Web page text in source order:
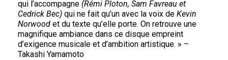
qui l’accompagne (Rémi Ploton, Sam Favreau et
Cedrick Bec) qui ne fait qu’un avec la voix de Kevin
Norwood et du texte qu’elle porte. On retrouve une
magnifique ambiance dans ce disque empreint
d’exigence musicale et d’ambition artistique. » –
Takashi Yamamoto